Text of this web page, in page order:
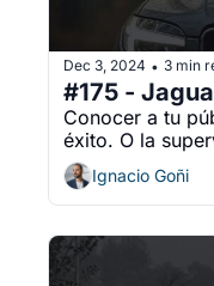
Dec 3, 2024 • 3 min
#175 -
Conocer a tu
éxito. O la
Ignacio Goñi